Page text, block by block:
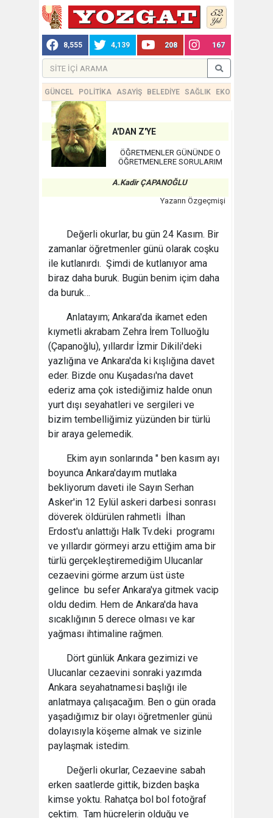
8,555 4,139 208 167
GÜNCEL POLİTİKA ASAYİŞ BELEDİYE SAĞLIK EKONOMİ
A'DAN Z'YE
ÖĞRETMENLER GÜNÜNDE O
ÖĞRETMENLERE SORULARIM
A.Kadir ÇAPANOĞLU
Yazarın Özgeçmişi
Değerli okurlar, bu gün 24 Kasım. Bir
zamanlar öğretmenler günü olarak coşku
ile kutlanırdı. Şimdi de kutlanıyor ama
biraz daha buruk. Bugün benim içim daha
da buruk…
Anlatayım; Ankara'da ikamet eden
kıymetli akrabam Zehra İrem Tolluoğlu
(Çapanoğlu), yıllardır İzmir Dikili'deki
yazlığına ve Ankara'da ki kışlığına davet
eder. Bizde onu Kuşadası'na davet
ederiz ama çok istediğimiz halde onun
yurt dışı seyahatleri ve sergileri ve
bizim tembelliğimiz yüzünden bir türlü
bir araya gelemedik.
Ekim ayın sonlarında " ben kasım ayı
boyunca Ankara'dayım mutlaka
bekliyorum daveti ile Sayın Serhan
Asker'in 12 Eylül askeri darbesi sonrası
döverek öldürülen rahmetli İlhan
Erdost'u anlattığı Halk Tv.deki programı
ve yıllardır görmeyi arzu ettiğim ama bir
türlü gerçekleştiremediğim Ulucanlar
cezaevini görme arzum üst üste
gelince bu sefer Ankara'ya gitmek vacip
oldu dedim. Hem de Ankara'da hava
sıcaklığının 5 derece olması ve kar
yağması ihtimaline rağmen.
Dört günlük Ankara gezimizi ve
Ulucanlar cezaevini sonraki yazımda
Ankara seyahatnamesi başlığı ile
anlatmaya çalışacağım. Ben o gün orada
yaşadığımız bir olayı öğretmenler günü
dolayısıyla köşeme almak ve sizinle
paylaşmak istedim.
Değerli okurlar, Cezaevine sabah
erken saatlerde gittik, bizden başka
kimse yoktu. Rahatça bol bol fotoğraf
çektim. Tam hücrelerin olduğu ve